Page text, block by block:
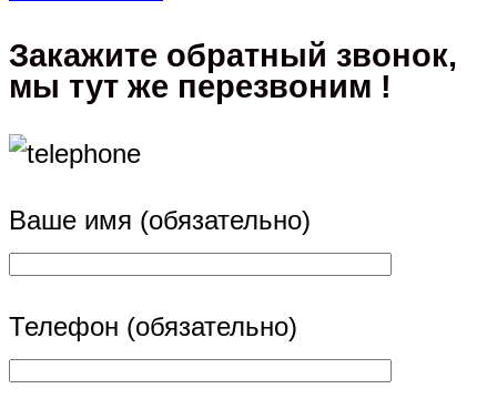
Закажите обратный звонок,
мы тут же перезвоним !
Ваше имя (обязательно)
Телефон (обязательно)